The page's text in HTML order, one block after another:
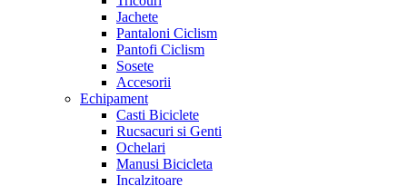
Jachete
Pantaloni Ciclism
Pantofi Ciclism
Sosete
Accesorii
Echipament
Casti Biciclete
Rucsacuri si Genti
Ochelari
Manusi Bicicleta
Incalzitoare